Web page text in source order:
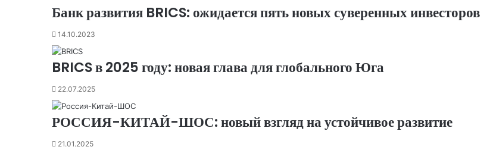
Банк развития BRICS: ожидается пять новых суверенных инвесторов
14.10.2023
BRICS в 2025 году: новая глава для глобального Юга
22.07.2025
РОССИЯ-КИТАЙ-ШОС: новый взгляд на устойчивое развитие
21.01.2025